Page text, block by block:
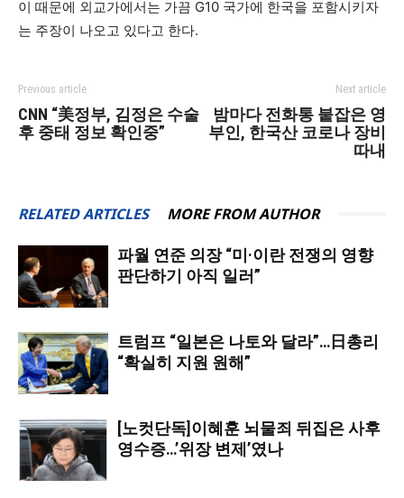
이 때문에 외교가에서는 가끔 G10 국가에 한국을 포함시키자
는 주장이 나오고 있다고 한다.
Previous article
CNN “美정부, 김정은 수술
후 중태 정보 확인중”
Next article
밤마다 전화통 붙잡은 영
부인, 한국산 코로나 장비
따내
RELATED ARTICLES MORE FROM AUTHOR
파월 연준 의장 “미·이란 전쟁의 영향
판단하기 아직 일러”
트럼프 “일본은 나토와 달라”…日총리
“확실히 지원 원해”
[노컷단독]이혜훈 뇌물죄 뒤집은 사후
영수증…’위장 변제’였나